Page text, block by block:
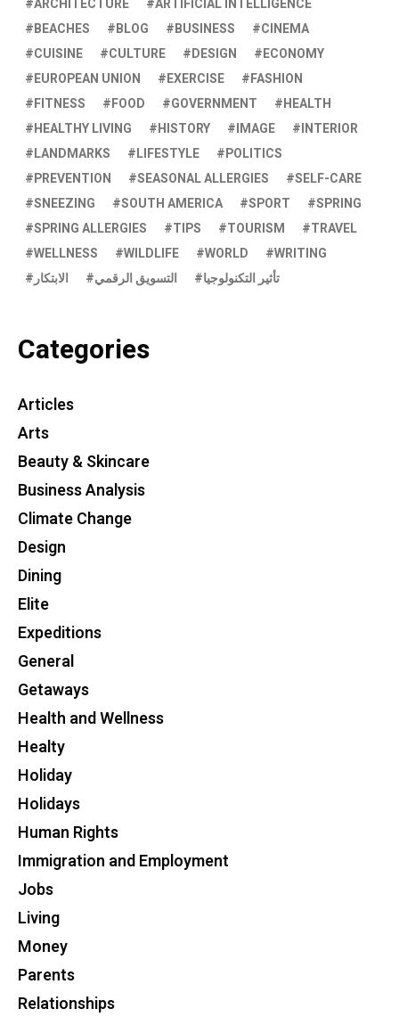
ARCHITECTURE
ARTIFICIAL INTELLIGENCE
BEACHES
BLOG BUSINESS
CINEMA
CUISINE
CULTURE DESIGN
ECONOMY
EUROPEAN UNION
EXERCISE
FASHION
FITNESS
FOOD GOVERNMENT
HEALTH
HEALTHY LIVING
HISTORY IMAGE
INTERIOR
LANDMARKS
LIFESTYLE
POLITICS
PREVENTION
SEASONAL ALLERGIES
SELF-CARE
SNEEZING
SOUTH AMERICA SPORT
SPRING
SPRING ALLERGIES
TIPS TOURISM
TRAVEL
WELLNESS
WILDLIFE WORLD
WRITING
الابتكار
التسويق الرقمي تأثير التكنولوجيا
Categories
Articles
Arts
Beauty & Skincare
Business Analysis
Climate Change
Design
Dining
Elite
Expeditions
General
Getaways
Health and Wellness
Healty
Holiday
Holidays
Human Rights
Immigration and Employment
Jobs
Living
Money
Parents
Relationships